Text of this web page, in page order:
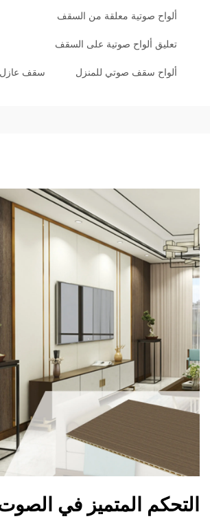
ألواح صوتية معلقة من السقف
تعليق ألواح صوتية على السقف
ألواح سقف صوتي للمنزل سقف
التحكم المتميز في